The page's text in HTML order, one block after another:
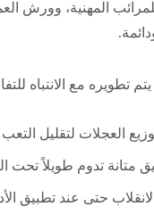
للمرائب المهنية، وورش
يتم تطويره مع الانتباه
العجلات لتقليل
متانة تدوم طويلاً
حتى عند تطبيق